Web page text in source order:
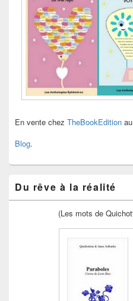
En vente chez TheBookEdition
Blog.
Du rêve à la réalité
(Les mots de